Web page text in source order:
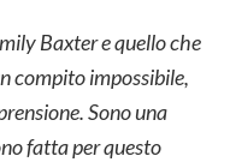
Baxter e quello che
compito impossibile,
Sono una
fatta per questo